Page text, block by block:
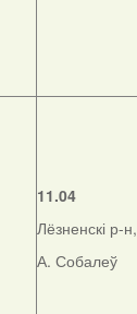
11.04
Лёзненскі р-н,
А. Собалеў